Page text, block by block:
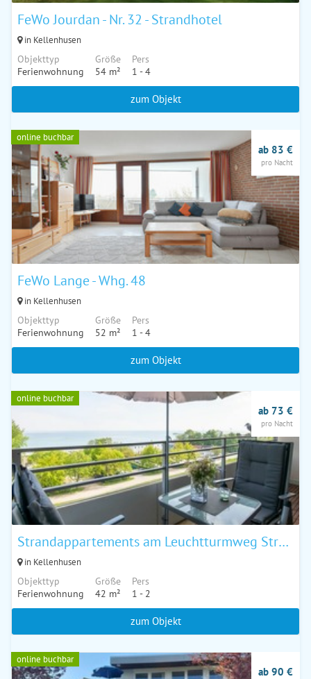
FeWo Jourdan - Nr. 32 - Strandhotel
in Kellenhusen
Objekttyp
Ferienwohnung
Größe
54 m²
Pers
1 - 4
zum Objekt
online buchbar
FeWo Lange - Whg. 48
in Kellenhusen
Objekttyp
Ferienwohnung
Größe
52 m²
Pers
1 - 4
ab 83 €
pro Nacht
zum Objekt
online buchbar
Strandappartements am Leuchtturmweg Strandglück Lorenz
in Kellenhusen
Objekttyp
Ferienwohnung
Größe
42 m²
Pers
1 - 2
ab 73 €
pro Nacht
zum Objekt
online buchbar
ab 90 €